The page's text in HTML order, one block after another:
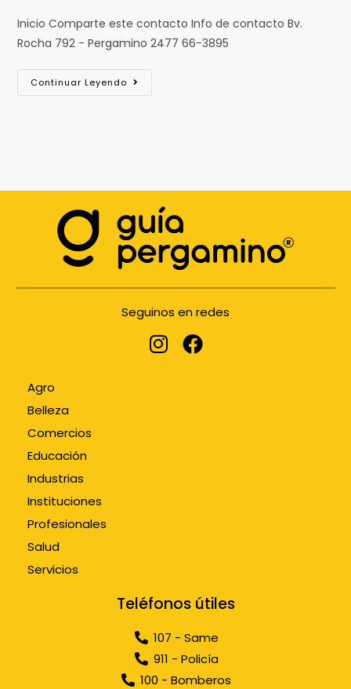
Inicio Comparte este contacto Info de contacto Bv.
Rocha 792 - Pergamino 2477 66-3895
Continuar Leyendo
Seguinos en redes
Agro
Belleza
Comercios
Educación
Industrias
Instituciones
Profesionales
Salud
Servicios
Teléfonos útiles
107 - Same
911 - Policía
100 - Bomberos